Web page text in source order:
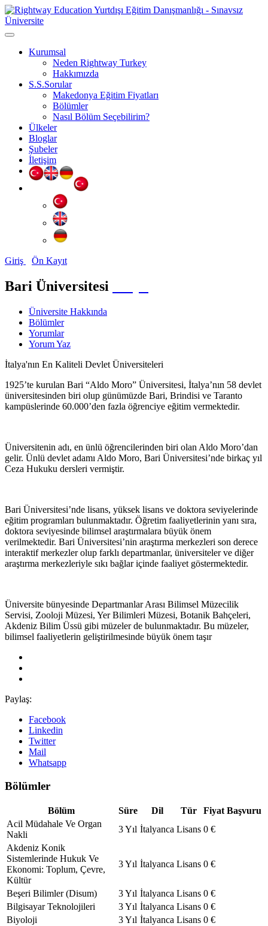
Kurumsal
Neden Rightway Turkey
Hakkımızda
S.S.Sorular
Makedonya Eğitim Fiyatları
Bölümler
Nasıl Bölüm Seçebilirim?
Ülkeler
Bloglar
Şubeler
İletişim
Giriş Ön Kayıt
Bari Üniversitesi
Üniversite Hakkında
Bölümler
Yorumlar
Yorum Yaz
İtalya'nın En Kaliteli Devlet Üniversiteleri
1925’te kurulan Bari “Aldo Moro” Üniversitesi, İtalya’nın 58 devlet
üniversitesinden biri olup günümüzde Bari, Brindisi ve Taranto
kampüslerinde 60.000’den fazla öğrenciye eğitim vermektedir.
Üniversitenin adı, en ünlü öğrencilerinden biri olan Aldo Moro’dan
gelir. Ünlü devlet adamı Aldo Moro, Bari Üniversitesi’nde birkaç yıl
Ceza Hukuku dersleri vermiştir.
Bari Üniversitesi’nde lisans, yüksek lisans ve doktora seviyelerinde
eğitim programları bulunmaktadır. Öğretim faaliyetlerinin yanı sıra,
doktora seviyesinde bilimsel araştırmalara büyük önem
verilmektedir. Bari Üniversitesi’nin araştırma merkezleri son derece
interaktif merkezler olup farklı departmanlar, üniversiteler ve diğer
araştırma merkezleriyle sıkı bağlar içinde faaliyet göstermektedir.
Üniversite bünyesinde Departmanlar Arası Bilimsel Müzecilik
Servisi, Zooloji Müzesi, Yer Bilimleri Müzesi, Botanik Bahçeleri,
Akdeniz Bilim Üssü gibi müzeler de bulunmaktadır. Bu müzeler,
bilimsel faaliyetlerin geliştirilmesinde büyük önem taşır
Paylaş:
Facebook
Linkedin
Twitter
Mail
Whatsapp
Bölümler
Bölüm Süre Dil Tür Fiyat Başvuru
Acil Müdahale Ve Organ
Nakli
3 Yıl İtalyanca Lisans 0 €
Akdeniz Konik
Sistemlerinde Hukuk Ve
Ekonomi: Toplum, Çevre,
Kültür
3 Yıl İtalyanca Lisans 0 €
Beşeri Bilimler (Disum) 3 Yıl İtalyanca Lisans 0 €
Bilgisayar Teknolojileri
3 Yıl İtalyanca Lisans 0 €
Biyoloji
3 Yıl İtalyanca Lisans 0 €